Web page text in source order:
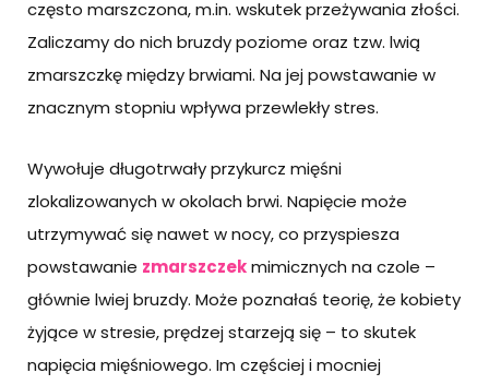
często marszczona, m.in. wskutek przeżywania złości.
Zaliczamy do nich bruzdy poziome oraz tzw. lwią
zmarszczkę między brwiami. Na jej powstawanie w
znacznym stopniu wpływa przewlekły stres.
Wywołuje długotrwały przykurcz mięśni
zlokalizowanych w okolach brwi. Napięcie może
utrzymywać się nawet w nocy, co przyspiesza
powstawanie zmarszczekmimicznych na czole –
głównie lwiej bruzdy. Może poznałaś teorię, że kobiety
żyjące w stresie, prędzej starzeją się – to skutek
napięcia mięśniowego. Im częściej i mocniej